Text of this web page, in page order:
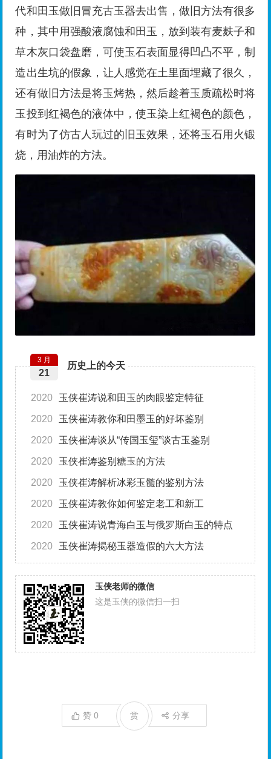
代和田玉做旧冒充古玉器去出售，做旧方法有很多
种，其中用强酸液腐蚀和田玉，放到装有麦麸子和
草木灰口袋盘磨，可使玉石表面显得凹凸不平，制
造出生坑的假象，让人感觉在土里面埋藏了很久，
还有做旧方法是将玉烤热，然后趁着玉质疏松时将
玉投到红褐色的液体中，使玉染上红褐色的颜色，
有时为了仿古人玩过的旧玉效果，还将玉石用火锻
烧，用油炸的方法。
历史上的今天
3 月
21
2020 玉侠崔涛说和田玉的肉眼鉴定特征
2020 玉侠崔涛教你和田墨玉的好坏鉴别
2020 玉侠崔涛谈从“传国玉玺”谈古玉鉴别
2020 玉侠崔涛鉴别糖玉的方法
2020 玉侠崔涛解析冰彩玉髓的鉴别方法
2020 玉侠崔涛教你如何鉴定老工和新工
2020 玉侠崔涛说青海白玉与俄罗斯白玉的特点
2020 玉侠崔涛揭秘玉器造假的六大方法
玉侠老师的微信
这是玉侠的微信扫一扫
赞0 分享
赏